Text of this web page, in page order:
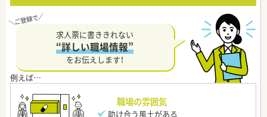
求人票に書ききれない
“詳しい職場情報”
をお伝えします！
職場の雰囲気
助け合う風土がある